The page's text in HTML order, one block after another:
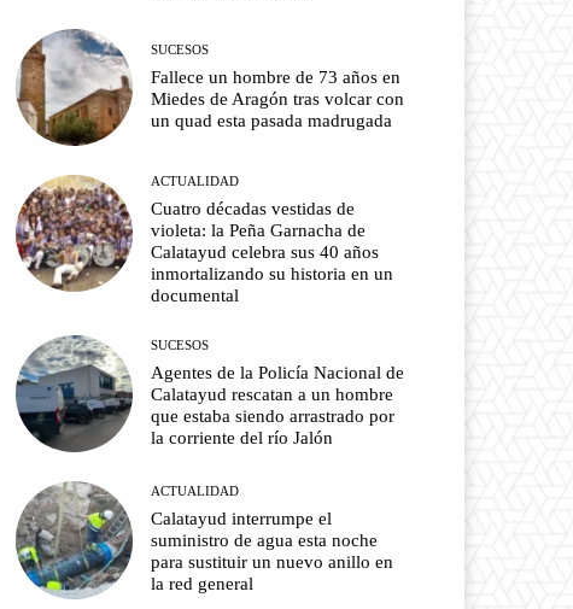
SUCESOS
Fallece un hombre de 73 años en
Miedes de Aragón tras volcar con
un quad esta pasada madrugada
ACTUALIDAD
Cuatro décadas vestidas de
violeta: la Peña Garnacha de
Calatayud celebra sus 40 años
inmortalizando su historia en un
documental
SUCESOS
Agentes de la Policía Nacional de
Calatayud rescatan a un hombre
que estaba siendo arrastrado por
la corriente del río Jalón
ACTUALIDAD
Calatayud interrumpe el
suministro de agua esta noche
para sustituir un nuevo anillo en
la red general